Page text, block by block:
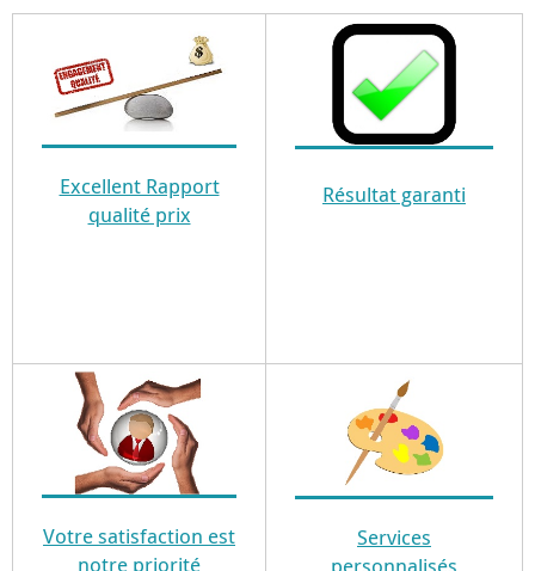
Excellent Rapport
qualité prix
Résultat garanti
Votre satisfaction est
notre priorité
Services